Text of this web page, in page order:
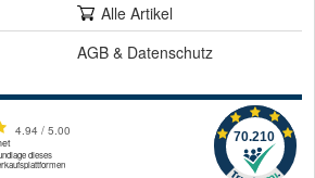
Alle Artikel
AGB & Datenschutz